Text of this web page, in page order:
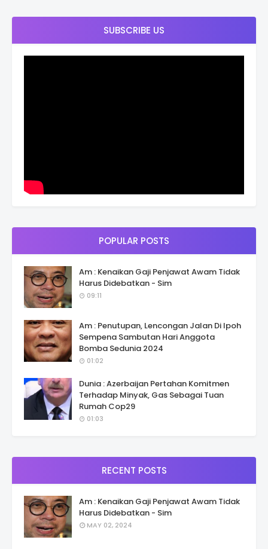
SUBSCRIBE US
POPULAR POSTS
Am : Kenaikan Gaji Penjawat Awam Tidak
Harus Didebatkan - Sim
09:11
Am : Penutupan, Lencongan Jalan Di Ipoh
Sempena Sambutan Hari Anggota
Bomba Sedunia 2024
01:02
Dunia : Azerbaijan Pertahan Komitmen
Terhadap Minyak, Gas Sebagai Tuan
Rumah Cop29
01:03
RECENT POSTS
Am : Kenaikan Gaji Penjawat Awam Tidak
Harus Didebatkan - Sim
MAY 02, 2024